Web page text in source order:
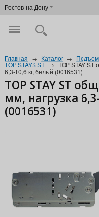
Ростов-на-Дону
Главная → Каталог →
TOP STAYS ST → TOP STAY ST
6,3-10,6 кг, белый (0016531)
TOP STAY ST
мм, нагрузка
(0016531)